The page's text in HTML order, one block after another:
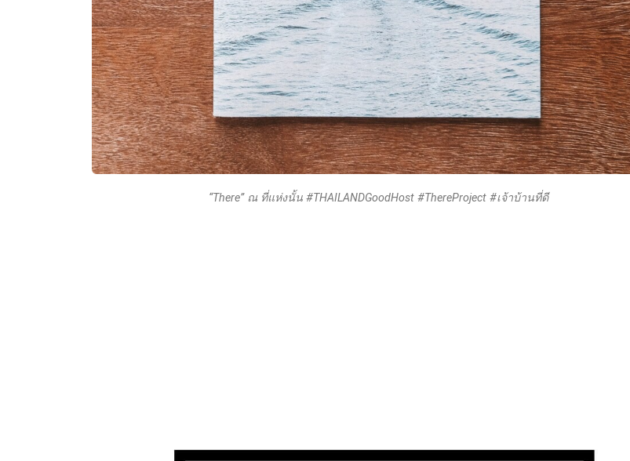
“There” ณ ที่แห่งนั้น #THAILANDGoodHost #ThereProject #เจ้าบ้านที่ดี